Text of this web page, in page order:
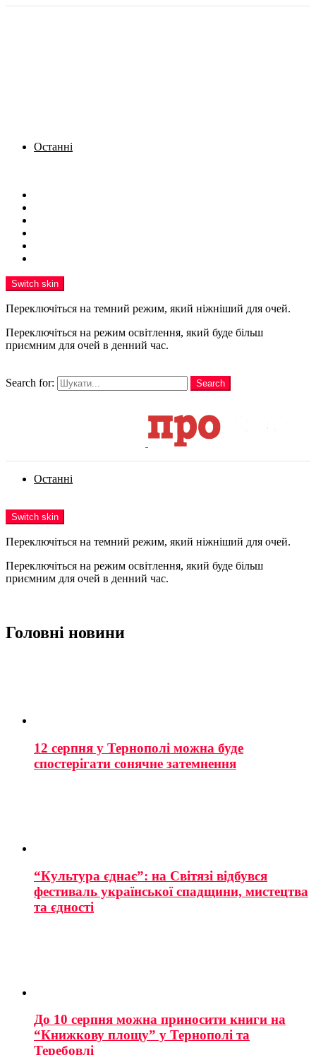
Останні
Switch skin
Переключіться на темний режим, який ніжніший для очей.
Переключіться на режим освітлення, який буде більш
приємним для очей в денний час.
Search for:
Search
Останні
Switch skin
Переключіться на темний режим, який ніжніший для очей.
Переключіться на режим освітлення, який буде більш
приємним для очей в денний час.
Головні новини
12 серпня у Тернополі можна буде
спостерігати сонячне затемнення
“Культура єднає”: на Світязі відбувся
фестиваль української спадщини, мистецтва
та єдності
До 10 серпня можна приносити книги на
“Книжкову площу” у Тернополі та
Теребовлі